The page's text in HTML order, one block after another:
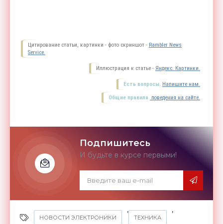
Цитирование статьи, картинки - фото скриншот - Rambler News
Service.
Иллюстрация к статье - Яндекс. Картинки.
Есть вопросы. Напишите нам.
Общие правила поведения на сайте.
Подпишитесь
И будьте в курсе первыми!
НОВОСТИ ЭЛЕКТРОНИКИ
,
ТЕХНИКА
,